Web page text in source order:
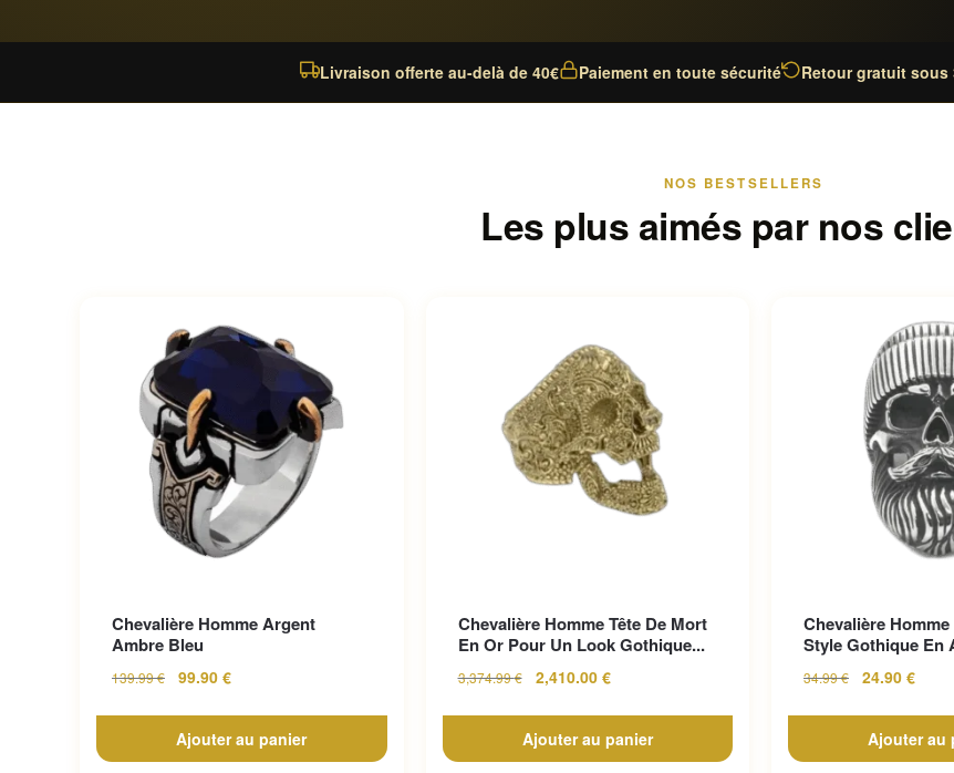
Livraison offerte au-delà de 40€ Paiement en toute sécurité Retour gratuit sous
NOS BESTSELLERS
Les plus aimés par nos
Chevalière Homme Argent
Ambre Bleu
139.99€ 99.90 €
Ajouter au panier
Chevalière Homme Tête De Mort
En Or Pour Un Look Gothique...
3,374.99€ 2,410.00 €
Ajouter au panier
Chevalière
Style Gothique En
34.99€ 24.90 €
Ajouter au